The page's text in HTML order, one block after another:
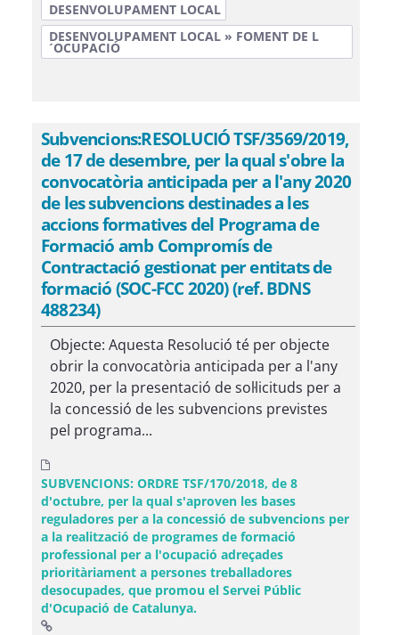
DESENVOLUPAMENT LOCAL
DESENVOLUPAMENT LOCAL » FOMENT DE L
´OCUPACIÓ
Subvencions:RESOLUCIÓ TSF/3569/2019,
de 17 de desembre, per la qual s'obre la
convocatòria anticipada per a l'any 2020
de les subvencions destinades a les
accions formatives del Programa de
Formació amb Compromís de
Contractació gestionat per entitats de
formació (SOC-FCC 2020) (ref. BDNS
488234)
Objecte: Aquesta Resolució té per objecte
obrir la convocatòria anticipada per a l'any
2020, per la presentació de sol·licituds per a
la concessió de les subvencions previstes
pel programa...
SUBVENCIONS: ORDRE TSF/170/2018, de 8
d'octubre, per la qual s'aproven les bases
reguladores per a la concessió de subvencions per
a la realització de programes de formació
professional per a l'ocupació adreçades
prioritàriament a persones treballadores
desocupades, que promou el Servei Públic
d'Ocupació de Catalunya.